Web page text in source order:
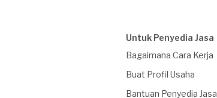
Untuk Penyedia Jasa
Bagaimana Cara Kerja
Buat Profil Usaha
Bantuan Penyedia Jasa